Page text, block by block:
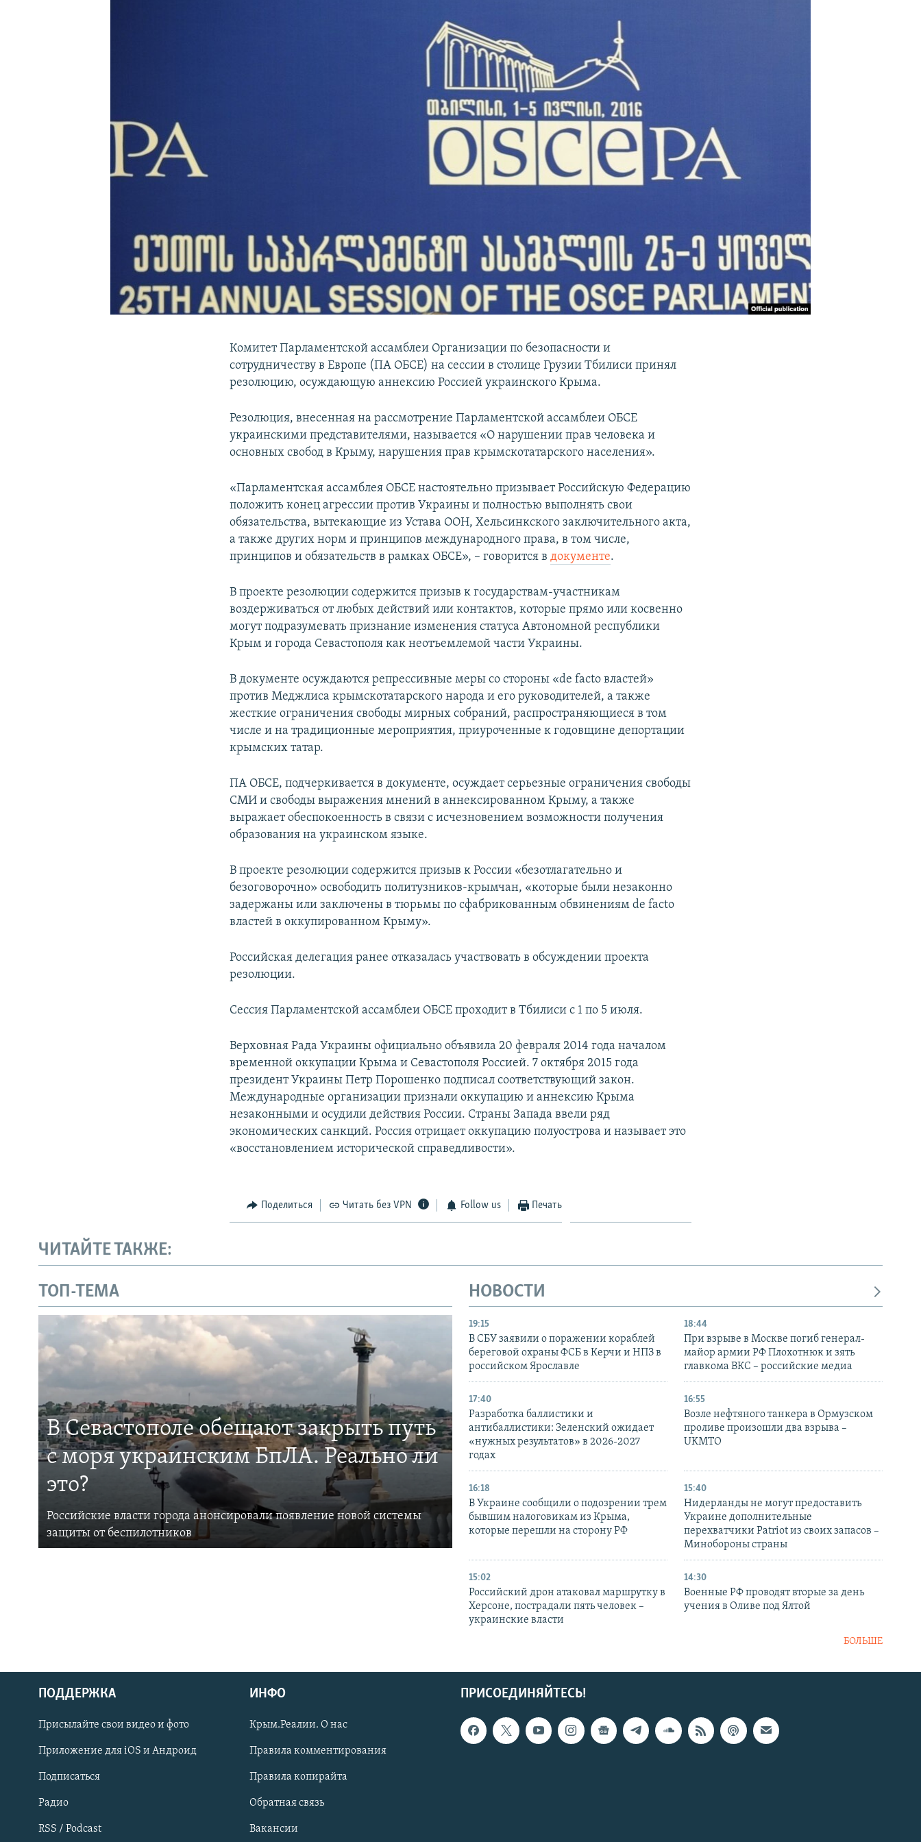
Українською
Qırımtatar
ПРИСОЕДИНЯЙТЕСЬ!
Комитет Парламентской ассамблеи Организации по безопасности и
сотрудничеству в Европе (ПА ОБСЕ) на сессии в столице Грузии Тбилиси принял
резолюцию, осуждающую аннексию Россией украинского Крыма.
Резолюция, внесенная на рассмотрение Парламентской ассамблеи ОБСЕ
украинскими представителями, называется «О нарушении прав человека и
основных свобод в Крыму, нарушения прав крымскотатарского населения».
«Парламентская ассамблея ОБСЕ настоятельно призывает Российскую Федерацию
положить конец агрессии против Украины и полностью выполнять свои
обязательства, вытекающие из Устава ООН, Хельсинкского заключительного акта,
а также других норм и принципов международного права, в том числе,
принципов и обязательств в рамках ОБСЕ», – говорится вдокументе.
В проекте резолюции содержится призыв к государствам-участникам
воздерживаться от любых действий или контактов, которые прямо или косвенно
могут подразумевать признание изменения статуса Автономной республики
Крым и города Севастополя как неотъемлемой части Украины.
В документе осуждаются репрессивные меры со стороны «de facto властей»
против Меджлиса крымскотатарского народа и его руководителей, а также
жесткие ограничения свободы мирных собраний, распространяющиеся в том
числе и на традиционные мероприятия, приуроченные к годовщине депортации
крымских татар.
ПА ОБСЕ, подчеркивается в документе, осуждает серьезные ограничения свободы
СМИ и свободы выражения мнений в аннексированном Крыму, а также
выражает обеспокоенность в связи с исчезновением возможности получения
образования на украинском языке.
В проекте резолюции содержится призыв к России «безотлагательно и
безоговорочно» освободить политузников-крымчан, «которые были незаконно
задержаны или заключены в тюрьмы по сфабрикованным обвинениям de facto
властей в оккупированном Крыму».
Российская делегация ранее отказалась участвовать в обсуждении проекта
резолюции.
Сессия Парламентской ассамблеи ОБСЕ проходит в Тбилиси с 1 по 5 июля.
Верховная Рада Украины официально объявила 20 февраля 2014 года началом
временной оккупации Крыма и Севастополя Россией. 7 октября 2015 года
президент Украины Петр Порошенко подписал соответствующий закон.
Международные организации признали оккупацию и аннексию Крыма
незаконными и осудили действия России. Страны Запада ввели ряд
экономических санкций. Россия отрицает оккупацию полуострова и называет это
«восстановлением исторической справедливости».
Поделиться Читать без VPN Follow us Печать
ЧИТАЙТЕ ТАКЖЕ:
ТОП-ТЕМА
В Севастополе обещают закрыть путь
с моря украинским БпЛА. Реально ли
это?
Российские власти города анонсировали появление новой системы
защиты от беспилотников
НОВОСТИ
19:15
В СБУ заявили о поражении кораблей
береговой охраны ФСБ в Керчи и НПЗ в
российском Ярославле
18:44
При взрыве в Москве погиб генерал-
майор армии РФ Плохотнюк и зять
главкома ВКС – российские медиа
17:40
Разработка баллистики и
антибаллистики: Зеленский ожидает
«нужных результатов» в 2026-2027
годах
16:55
Возле нефтяного танкера в Ормузском
проливе произошли два взрыва –
UKMTO
16:18
В Украине сообщили о подозрении трем
бывшим налоговикам из Крыма,
которые перешли на сторону РФ
15:40
Нидерланды не могут предоставить
Украине дополнительные
перехватчики Patriot из своих запасов –
Минобороны страны
15:02
Российский дрон атаковал маршрутку в
Херсоне, пострадали пять человек –
украинские власти
14:30
Военные РФ проводят вторые за день
учения в Оливе под Ялтой
БОЛЬШЕ
ПРИСОЕДИНЯЙТЕСЬ!
ПОДДЕРЖКА
Присылайте свои видео и фото
Приложение для iOS и Андроид
Подписаться
Радио
RSS / Podcast
ИНФО
Крым.Реалии. О нас
Правила комментирования
Правила копирайта
Обратная связь
Вакансии